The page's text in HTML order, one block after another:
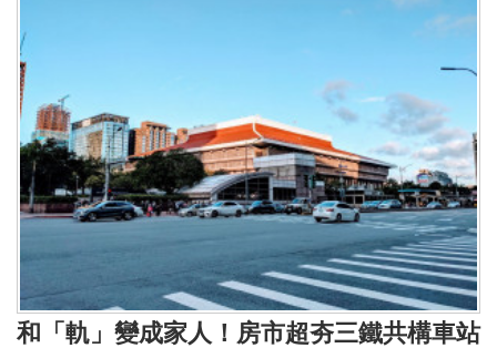
和「軌」變成家人！房市超夯三鐵共構車站